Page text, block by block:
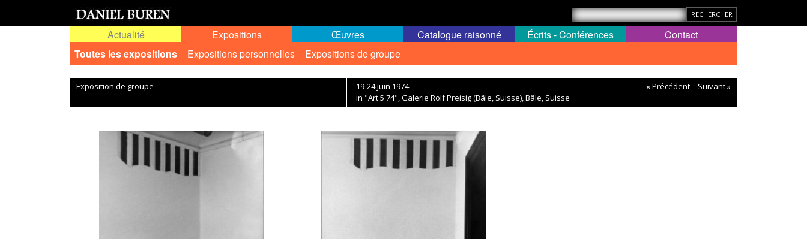
Actualité
Expositions
Toutes les expositions
Expositions personnelles Expositions de groupe
Œuvres Catalogue raisonné Écrits - Conférences Contact
Exposition de groupe
19-24 juin 1974
in "Art 5'74", Galerie Rolf Preisig (Bâle, Suisse), Bâle, Suisse
« Précédent Suivant »